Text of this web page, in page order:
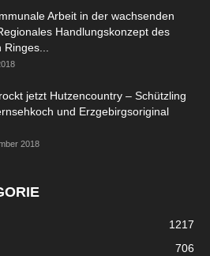
Arbeit in der wachsenden
Handlungskonzept des
jetzt Hutzencountry – Schützling
und Erzgebirgsoriginal
2018
1217
706